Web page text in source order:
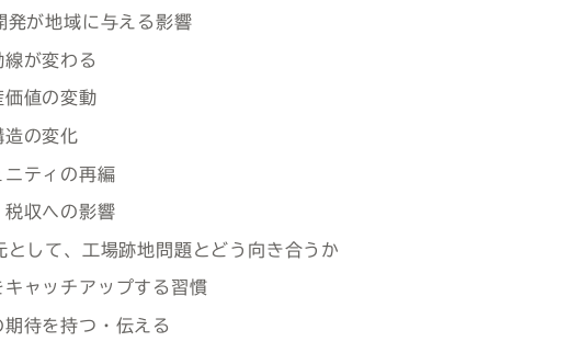
発が地域に与える影響
が変わる
値の変動
の変化
ティの再編
収への影響
として、工場跡地問題とどう向き合うか
ャッチアップする習慣
待を持つ・伝える